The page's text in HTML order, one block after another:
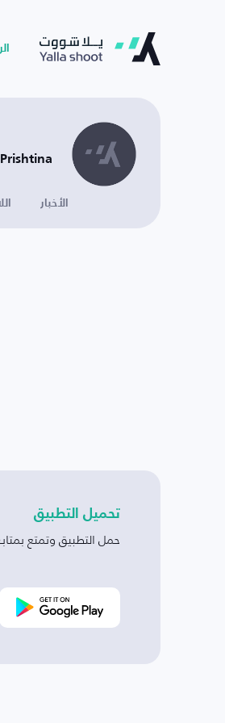
-
الأخبار
تحميل التطبيق
حمل التطبيق وتمتع